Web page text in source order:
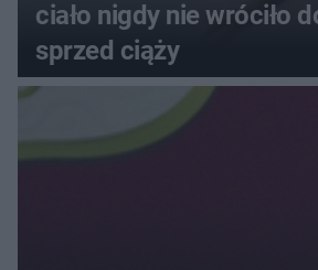
ciało nigdy nie wróciło
sprzed ciąży